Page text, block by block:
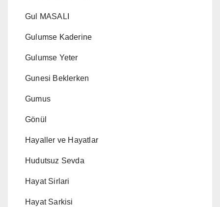
Gul MASALI
Gulumse Kaderine
Gulumse Yeter
Gunesi Beklerken
Gumus
Gönül
Hayaller ve Hayatlar
Hudutsuz Sevda
Hayat Sirlari
Hayat Sarkisi